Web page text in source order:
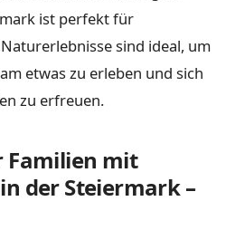
ist perfekt für
Naturerlebnisse sind ideal, um
etwas zu erleben und sich
zu erfreuen.
Familien mit
der Steiermark –